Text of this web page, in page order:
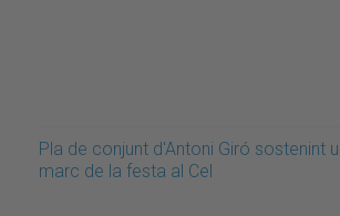
Pla de conjunt d'Antoni Giró sostenint
marc de la festa al Cel